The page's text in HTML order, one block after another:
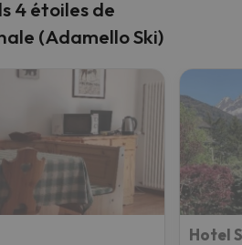
4 étoiles de
(Adamello Ski)
Hotel